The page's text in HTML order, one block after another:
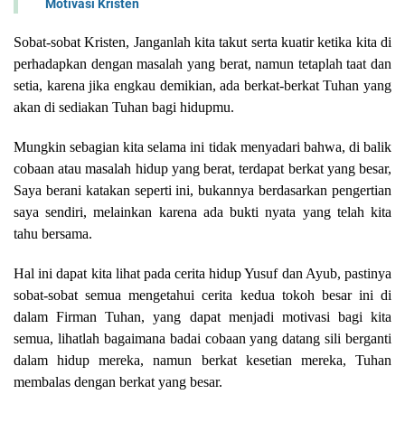
Motivasi Kristen
Sobat-sobat Kristen, Janganlah kita takut serta kuatir ketika kita di
perhadapkan dengan masalah yang berat, namun tetaplah taat dan
setia, karena jika engkau demikian, ada berkat-berkat Tuhan yang
akan di sediakan Tuhan bagi hidupmu.
Mungkin sebagian kita selama ini tidak menyadari bahwa, di balik
cobaan atau masalah hidup yang berat, terdapat berkat yang besar,
Saya berani katakan seperti ini, bukannya berdasarkan pengertian
saya sendiri, melainkan karena ada bukti nyata yang telah kita
tahu bersama.
Hal ini dapat kita lihat pada cerita hidup Yusuf dan Ayub, pastinya
sobat-sobat semua mengetahui cerita kedua tokoh besar ini di
dalam Firman Tuhan, yang dapat menjadi motivasi bagi kita
semua, lihatlah bagaimana badai cobaan yang datang sili berganti
dalam hidup mereka, namun berkat kesetian mereka, Tuhan
membalas dengan berkat yang besar.